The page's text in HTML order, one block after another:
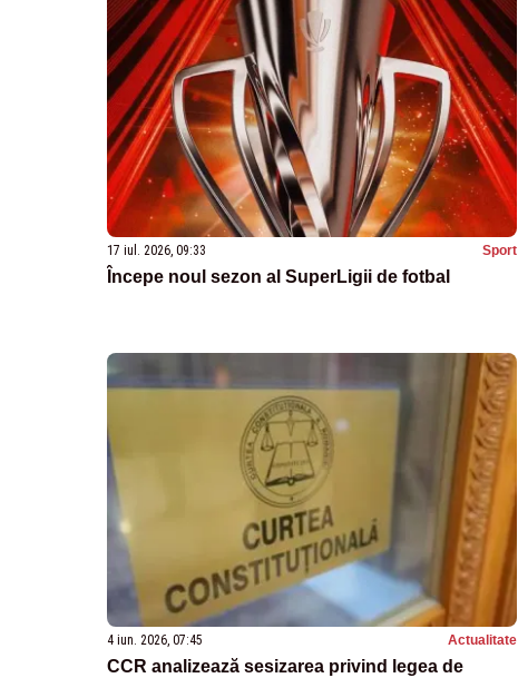
17 iul. 2026, 09:33 Sport
Începe noul sezon al SuperLigii de fotbal
4 iun. 2026, 07:45 Actualitate
CCR analizează sesizarea privind legea de